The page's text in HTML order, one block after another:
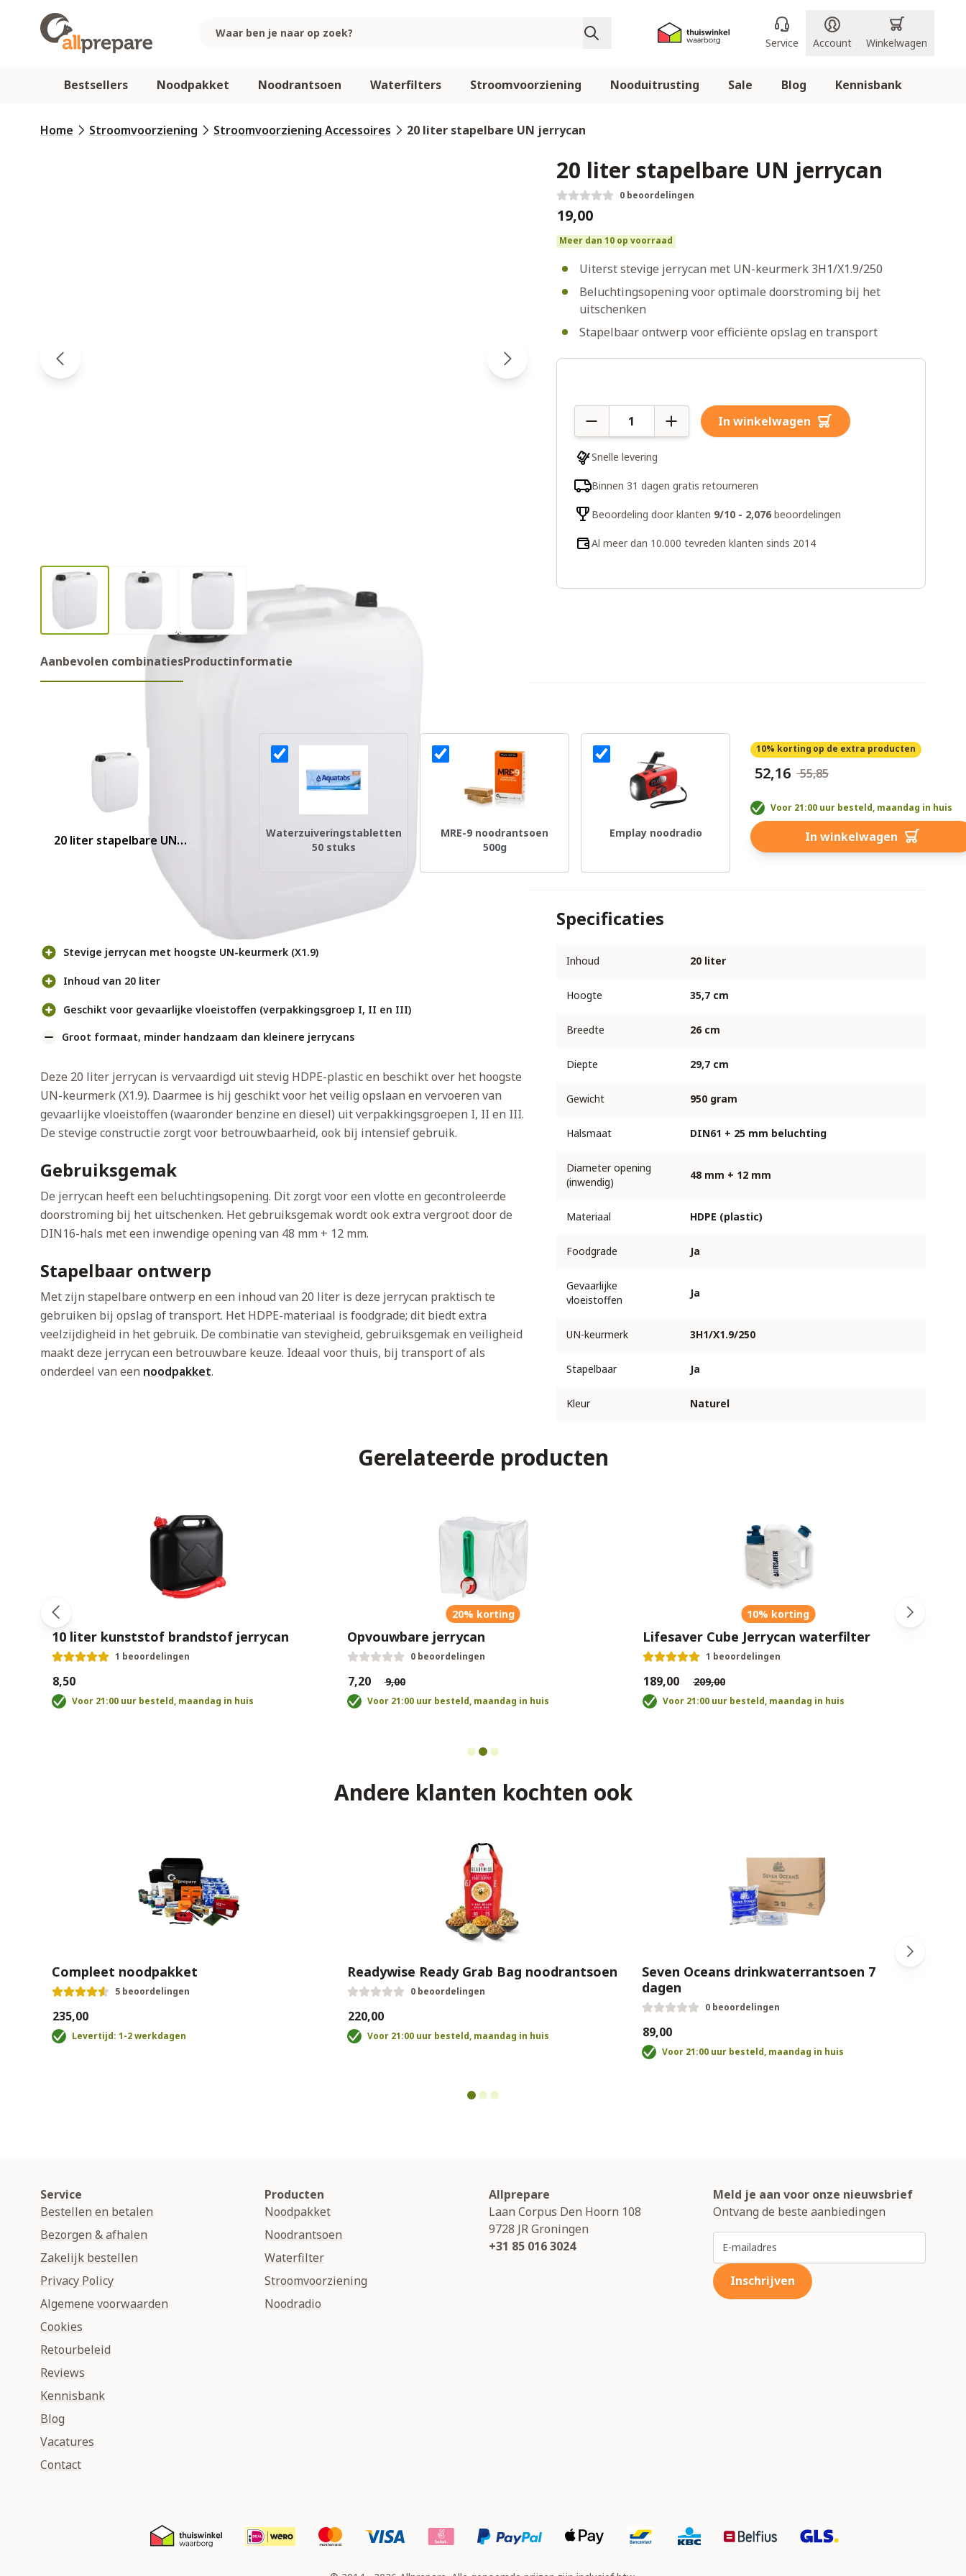
Bestsellers Noodpakket Noodrantsoen Waterfilters Stroomvoorziening Nooduitrusting Sale Blog Kennisbank
Service Account Winkelwagen
Home Stroomvoorziening Stroomvoorziening Accessoires 20 liter stapelbare UN jerrycan
20 liter stapelbare UN jerrycan
0 beoordelingen
€19,00
Meer dan 10 op voorraad
Uiterst stevige jerrycan met UN-keurmerk 3H1/X1.9/250
Beluchtingsopening voor optimale doorstroming bij het
uitschenken
Stapelbaar ontwerp voor efficiënte opslag en transport
In winkelwagen
Snelle levering
Binnen 31 dagen gratis retourneren
Beoordeling door klanten 9/10 - 2,076beoordelingen
Al meer dan 10.000 tevreden klanten sinds 2014
Aanbevolen combinatiesProductinformatie
20 liter stapelbare UN
Waterzuiveringstabletten
50 stuks
MRE-9 noodrantsoen
500g
Emplay noodradio
10% korting op de extra producten
€ 52,16€ 55,85
Voor 21:00 uur besteld, maandag in huis
In winkelwagen
Stevige jerrycan met hoogste UN-keurmerk (X1.9)
Inhoud van 20 liter
Geschikt voor gevaarlijke vloeistoffen (verpakkingsgroep I, II en III)
Groot formaat, minder handzaam dan kleinere jerrycans
Deze 20 liter jerrycan is vervaardigd uit stevig HDPE-plastic en beschikt over het hoogste
UN-keurmerk (X1.9). Daarmee is hij geschikt voor het veilig opslaan en vervoeren van
gevaarlijke vloeistoffen (waaronder benzine en diesel) uit verpakkingsgroepen I, II en III.
De stevige constructie zorgt voor betrouwbaarheid, ook bij intensief gebruik.
Gebruiksgemak
De jerrycan heeft een beluchtingsopening. Dit zorgt voor een vlotte en gecontroleerde
doorstroming bij het uitschenken. Het gebruiksgemak wordt ook extra vergroot door de
DIN16-hals met een inwendige opening van 48 mm + 12 mm.
Stapelbaar ontwerp
Met zijn stapelbare ontwerp en een inhoud van 20 liter is deze jerrycan praktisch te
gebruiken bij opslag of transport. Het HDPE-materiaal is foodgrade; dit biedt extra
veelzijdigheid in het gebruik. De combinatie van stevigheid, gebruiksgemak en veiligheid
maakt deze jerrycan een betrouwbare keuze. Ideaal voor thuis, bij transport of als
onderdeel van een noodpakket.
Specificaties
Inhoud 20 liter
Hoogte 35,7 cm
Breedte 26 cm
Diepte 29,7 cm
Gewicht 950 gram
Halsmaat DIN61 + 25 mm beluchting
Diameter opening
(inwendig)
48 mm + 12 mm
Materiaal HDPE (plastic)
Foodgrade Ja
Gevaarlijke
vloeistoffen
Ja
UN-keurmerk 3H1/X1.9/250
Stapelbaar Ja
Kleur Naturel
Gerelateerde producten
10 liter kunststof brandstof jerrycan
1 beoordelingen
€8,50
Voor 21:00 uur besteld, maandag in huis
20% korting
Opvouwbare jerrycan
0 beoordelingen
€7,20 €9,00
Voor 21:00 uur besteld, maandag in huis
10% korting
Lifesaver Cube Jerrycan waterfilter
1 beoordelingen
€189,00 €209,00
Voor 21:00 uur besteld, maandag in huis
Andere klanten kochten ook
Compleet noodpakket
5 beoordelingen
€235,00
Levertijd: 1-2 werkdagen
Readywise Ready Grab Bag noodrantsoen
0 beoordelingen
€220,00
Voor 21:00 uur besteld, maandag in huis
Seven Oceans drinkwaterrantsoen 7
dagen
0 beoordelingen
€89,00
Voor 21:00 uur besteld, maandag in huis
Service
Bestellen en betalen
Bezorgen & afhalen
Zakelijk bestellen
Privacy Policy
Algemene voorwaarden
Cookies
Retourbeleid
Reviews
Kennisbank
Blog
Vacatures
Contact
Producten
Noodpakket
Noodrantsoen
Waterfilter
Stroomvoorziening
Noodradio
Allprepare
Laan Corpus Den Hoorn 108
9728 JRGroningen
+31 85 016 3024
Meld je aan voor onze nieuwsbrief
Ontvang de beste aanbiedingen
E-mailadres
Inschrijven